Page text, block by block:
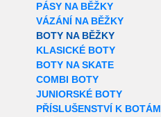
PÁSY NA BĚŽKY
VÁZÁNÍ NA BĚŽKY
BOTY NA BĚŽKY
KLASICKÉ BOTY
BOTY NA SKATE
COMBI BOTY
JUNIORSKÉ BOTY
PŘÍSLUŠENSTVÍ K BOTÁM